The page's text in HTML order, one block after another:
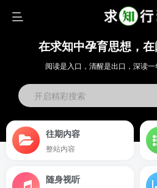
在求知中孕育思想，
阅读是入口，清醒是出口，深读
开启精彩搜索
往期内容
整站内容
随身视听